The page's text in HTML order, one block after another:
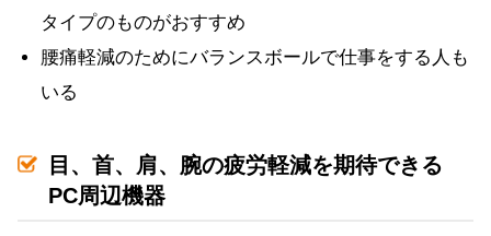
タイプのものがおすすめ
腰痛軽減のためにバランスボールで仕事をする人も
いる
目、首、肩、腕の疲労軽減を期待できる
PC周辺機器